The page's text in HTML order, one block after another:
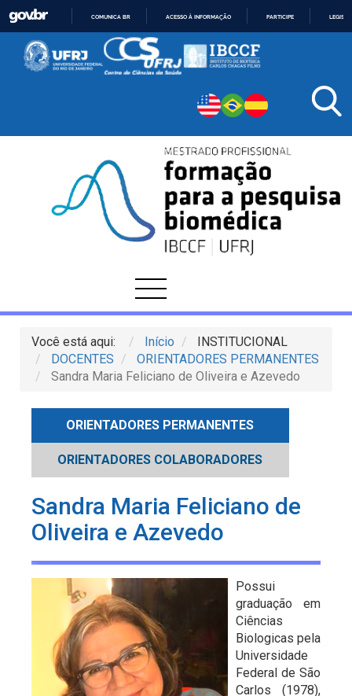
PARA
O
CONTEÚDO
COMUNICA BR ACESSO À INFORMAÇÃO PARTICIPE
Você está aqui: Início
INSTITUCIONAL
DOCENTES
ORIENTADORES PERMANENTES
Sandra Maria Feliciano de Oliveira e Azevedo
ORIENTADORES PERMANENTES
ORIENTADORES COLABORADORES
Sandra Maria Feliciano de
Oliveira e Azevedo
Possui
graduação em
Ciências
Biologicas pela
Universidade
Federal de São
Carlos (1978),